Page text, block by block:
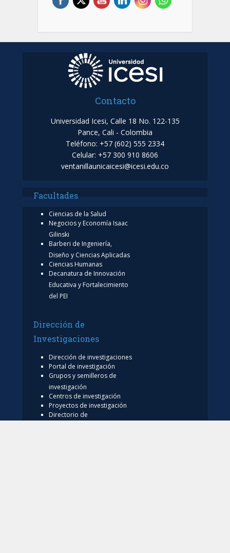
Contacto
Universidad Icesi, Calle 18 No. 122-135
Pance, Cali - Colombia
Teléfono: +57 (602) 555 2334
Celular: +57 300 910 8606
ventanillaunicaicesi@icesi.edu.co
Facultades
Ciencias de la Salud
Negocios y Economía Isaac
Gilinski
Barberi de Ingeniería,
Diseño y Ciencias Aplicadas
Ciencias Humanas
Decanatura de Innovación
Educativa y Fortalecimiento
del PEI
Dirección de
Investigaciones
Dirección de investigaciones
Portal de investigación
Grupos y semilleros de
investigación
Centros de investigación
Proyectos de investigación
Directorio de